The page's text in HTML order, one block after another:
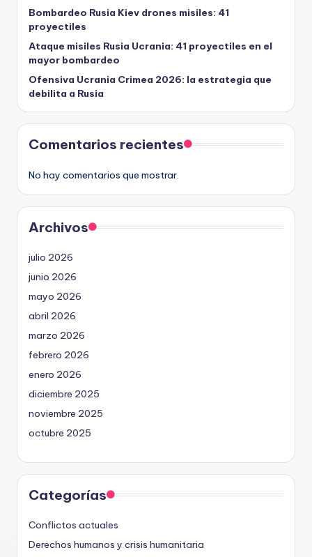
Bombardeo Rusia Kiev drones misiles: 41
proyectiles
Ataque misiles Rusia Ucrania: 41 proyectiles en el
mayor bombardeo
Ofensiva Ucrania Crimea 2026: la estrategia que
debilita a Rusia
Comentarios recientes
No hay comentarios que mostrar.
Archivos
julio 2026
junio 2026
mayo 2026
abril 2026
marzo 2026
febrero 2026
enero 2026
diciembre 2025
noviembre 2025
octubre 2025
Categorías
Conflictos actuales
Derechos humanos y crisis humanitaria